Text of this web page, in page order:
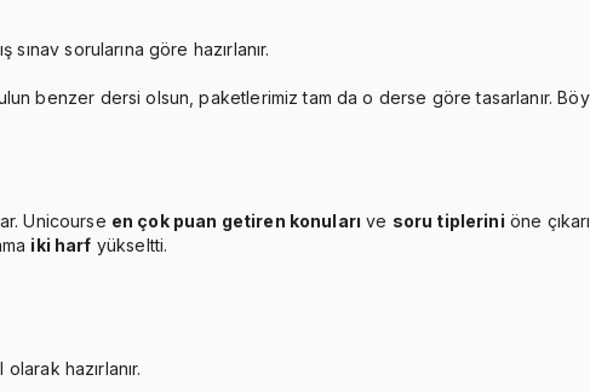
sorularına göre hazırlanır.
benzer dersi olsun, paketlerimiz tam da o derse göre tasarlanır.
Unicourse en çok puan getiren konuları ve soru tiplerini öne
iki harf yükseltti.
hazırlanır.